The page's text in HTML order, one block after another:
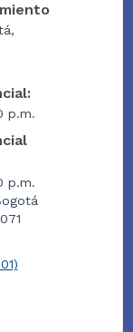
p.m.
p.m.